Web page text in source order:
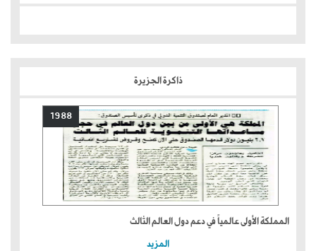
ذاكرة الجزيرة
1988
المملكة الأولى عالمياً في دعم دول العالم الثالث
المزيد